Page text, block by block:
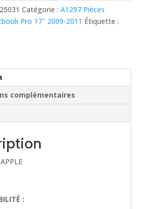
Catégorie : A1297 Pièces
Pro 17" 2009-2011 Étiquette :
complémentaires
: